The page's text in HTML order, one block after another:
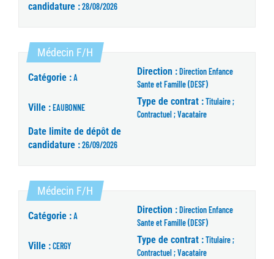
candidature :28/08/2026
Médecin F/H (Nouvelle fenêtre)
Catégorie :A
Direction :Direction Enfance
Sante et Famille (DESF)
Ville :EAUBONNE
Type de contrat :Titulaire ;
Contractuel ; Vacataire
Date limite de dépôt de
candidature :26/09/2026
Médecin F/H (Nouvelle fenêtre)
Catégorie :A
Direction :Direction Enfance
Sante et Famille (DESF)
Ville :CERGY
Type de contrat :Titulaire ;
Contractuel ; Vacataire